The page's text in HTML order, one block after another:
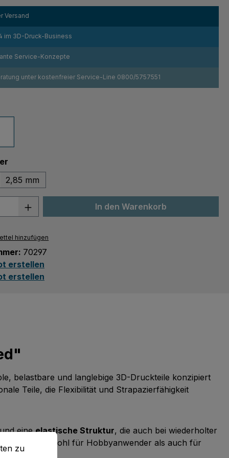
Versand
im 3D-Druck-Business
Service-Konzepte
unter kostenfreier Service-Line 0800/5757551
2,85 mm
Anzahl: Gib den gewünschten Wert
In den Warenkorb
hinzufügen
70297
erstellen
erstellen
belastbare und langlebige 3D-Druckteile konzipiert
Teile, die Flexibilität und Strapazierfähigkeit
eineelastische Struktur, die auch bei wiederholter
es sich sowohl für Hobbyanwender als auch für
zu können.
Mehr Informationen ...
zu